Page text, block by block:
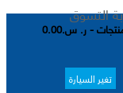
التسوق
تغير السيارة